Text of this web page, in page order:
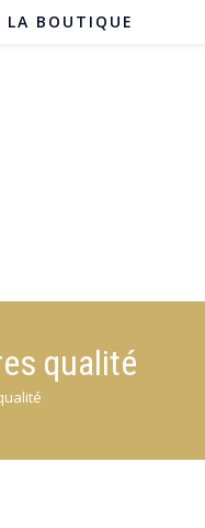
LA BOUTIQUE
qualité